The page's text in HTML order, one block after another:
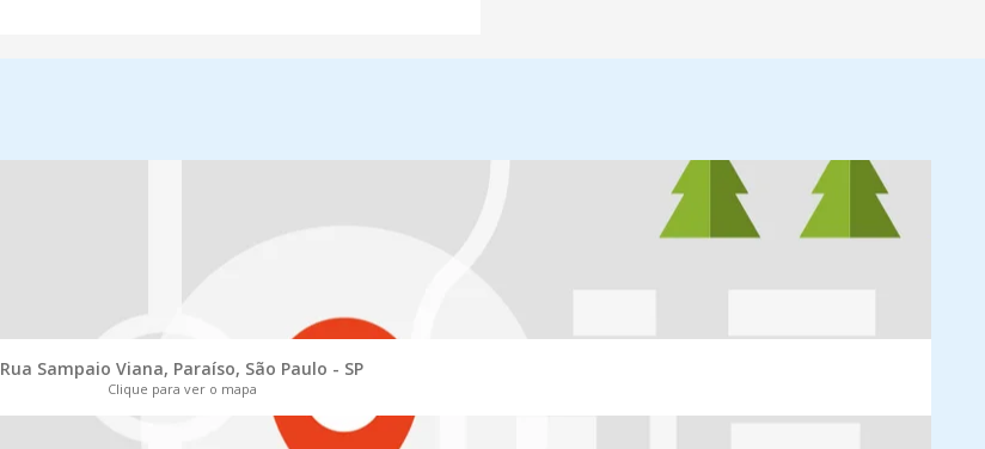
Rua Sampaio Viana, Paraíso, São Paulo - SP
Clique para ver o mapa